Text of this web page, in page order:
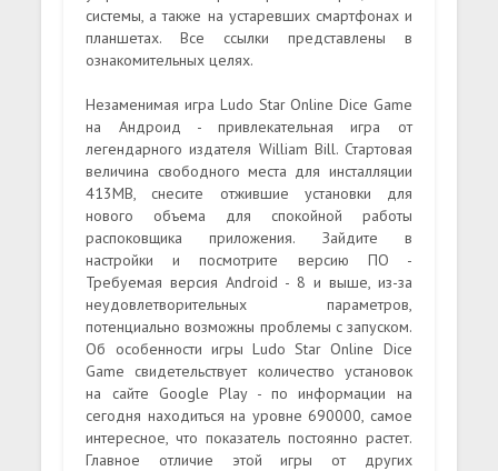
системы, а также на устаревших смартфонах и
планшетах. Все ссылки представлены в
ознакомительных целях.
Незаменимая игра Ludo Star Online Dice Game
на Андроид - привлекательная игра от
легендарного издателя William Bill. Стартовая
величина свободного места для инсталляции
413MB, снесите отжившие установки для
нового объема для спокойной работы
распоковщика приложения. Зайдите в
настройки и посмотрите версию ПО -
Требуемая версия Android - 8 и выше, из-за
неудовлетворительных параметров,
потенциально возможны проблемы с запуском.
Об особенности игры Ludo Star Online Dice
Game свидетельствует количество установок
на сайте Google Play - по информации на
сегодня находиться на уровне 690000, самое
интересное, что показатель постоянно растет.
Главное отличие этой игры от других